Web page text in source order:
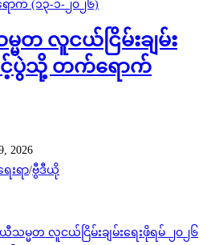
တ လူငယ်ငြိမ်းချမ်း
င့်ပွဲသို့ တက်ရောက်
2026
းရာ/ဗွီဒီယို
မ္မတ လူငယ်ငြိမ်းချမ်းရေးဖိုရမ် ၂၀၂၆